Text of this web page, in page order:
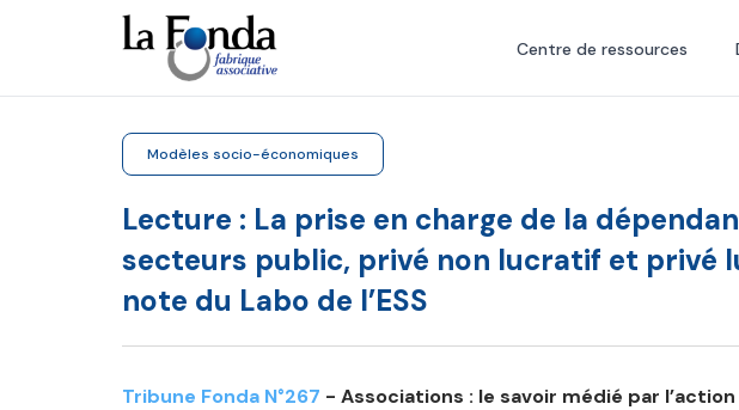
principal
Centre de ressources
Modèles socio-économiques
Lecture : La prise en charge de la
secteurs public, privé non lucratif et privé
note du Labo de l’ESS
Tribune Fonda N°267 - Associations : le savoir médié par